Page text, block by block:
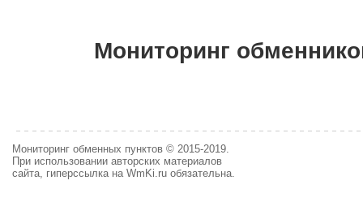
Мониторинг
Мониторинг обменных пунктов © 2015-2019.
При использовании авторских материалов
сайта, гиперссылка на WmKi.ru обязательна.